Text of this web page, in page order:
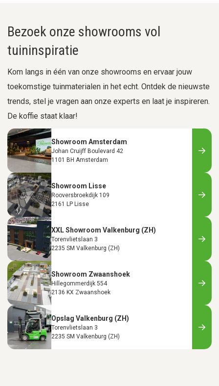
Bezoek onze showrooms vol
tuininspiratie
Kom langs in één van onze showrooms en ervaar jouw
toekomstige tuinmaterialen in het echt. Ontdek de nieuwste
trends, stel je vragen aan onze experts en laat je inspireren.
De koffie staat klaar!
Showroom Amsterdam
Johan Cruijff Boulevard 42
1101 BH Amsterdam
Showroom Lisse
Rooversbroekdijk 109
2161 LP Lisse
XXL Showroom Valkenburg (ZH)
Torenvlietslaan 3
2235 SM Valkenburg (ZH)
Showroom Zwaanshoek
Hillegommerdijk 554
2136 KX Zwaanshoek
Opslag Valkenburg (ZH)
Torenvlietslaan 3
2235 SM Valkenburg (ZH)